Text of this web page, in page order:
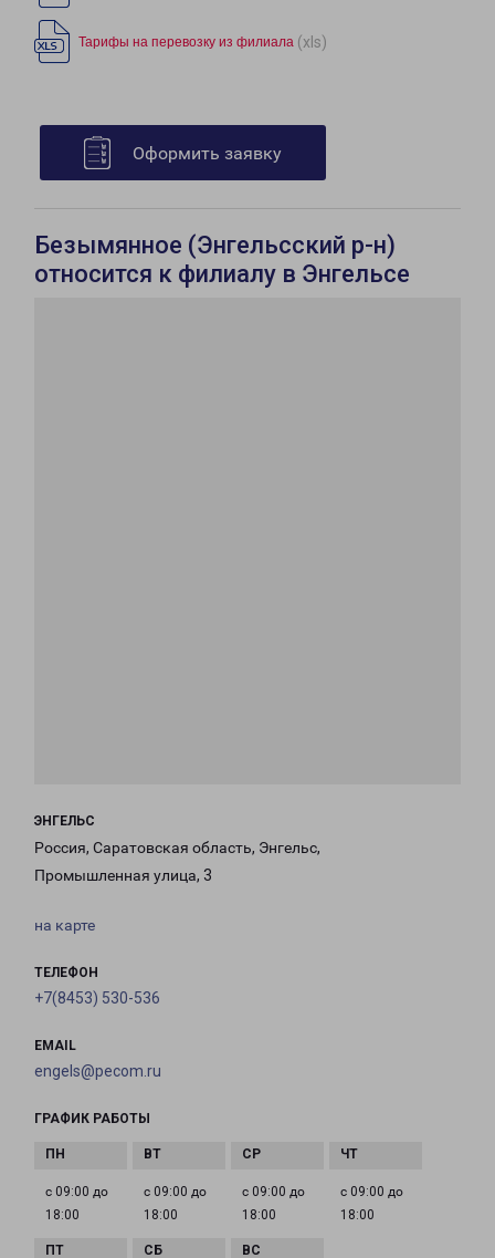
Тарифы на перевозку из филиала (xls)
Оформить заявку
Безымянное (Энгельсский р-н)
относится к филиалу в Энгельсе
ЭНГЕЛЬС
Россия, Саратовская область, Энгельс,
Промышленная улица, 3
на карте
ТЕЛЕФОН
+7(8453) 530-536
EMAIL
engels@pecom.ru
ГРАФИК РАБОТЫ
с 09:00 до
18:00
с 09:00 до
18:00
с 09:00 до
18:00
с 09:00 до
18:00